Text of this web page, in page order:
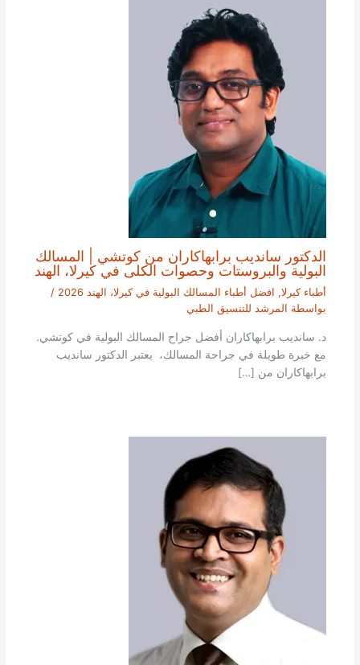
الدكتور سانديب برابهاكاران من كوتشي | المسالك
البولية والبروستات وحصوات الكلى في كيرلا، الهند
أطباء كيرلا, افضل أطباء المسالك البولية في كيرلا، الهند 2026
/
بواسطة المرشد للتنسيق الطبي
د. سانديب برابهاكاران أفضل جراح المسالك البولية في كوتشي.
مع خبرة طويلة في جراحة المسالك، يعتبر الدكتور سانديب
برابهاكاران من […]